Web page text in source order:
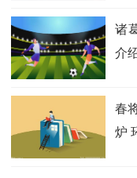
诸
介
春
炉